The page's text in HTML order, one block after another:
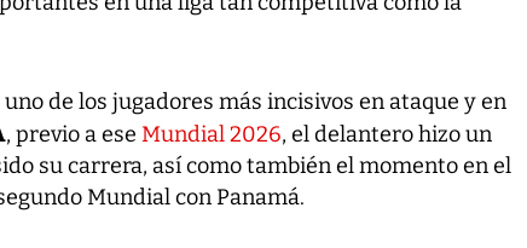
de los jugadores más incisivos en ataque y en
, previo a ese Mundial 2026, el delantero hizo un
su carrera, así como también el momento en el
Mundial con Panamá.